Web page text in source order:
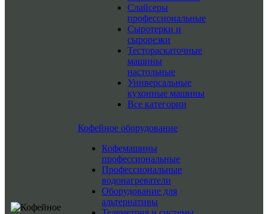
Слайсеры
профессиональные
Сыротерки и
сырорезки
Тестораскаточные
машины
настольные
Универсальные
кухонные машины
Все категории
Кофейное оборудование
Кофемашины
профессиональные
Профессиональные
водонагреватели
Оборудование для
альтернативы